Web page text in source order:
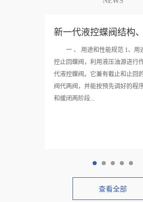
新一代液控蝶阀结构
理说明书
一 、 用途和性能规范 1、用
控止回蝶阀，利用液压油源进行
代液控蝶阀。它兼有截止和止回
阀代两阀，并能按预先调好的程
和缓闭两阶段...
查看全部